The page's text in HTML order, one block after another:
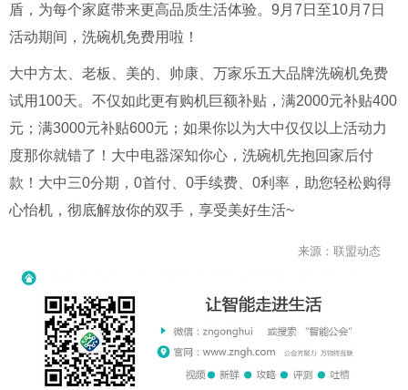
盾，为每个家庭带来更高品质生活体验。 9 月 7 日至10月 7 日
活动期间，洗碗机免费用啦！
大中方太、老板、美的、帅康、万家乐五大品牌洗碗机免费
试用 100天。不仅如此更有购机巨额补贴，满2000元补贴400
元；满3000元补贴600元；如果你以为大中仅仅以上活动力
度那你就错了！大中电器深知你心，洗碗机先抱回家后付
款！大中三0分期， 0首付、 0手续费、 0利率，助您轻松购得
心怡机，彻底解放你的双手，享受美好生活~
来源：联盟动态